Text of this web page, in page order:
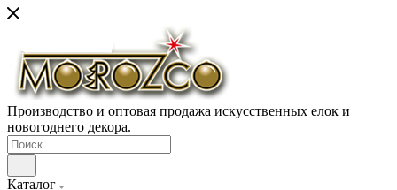
Производство и оптовая продажа искусственных елок и
новогоднего декора.
Каталог